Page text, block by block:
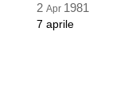
2 Apr 1981
7 aprile